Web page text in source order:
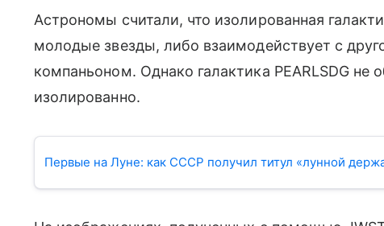
Астрономы считали, что изолированная
молодые звезды, либо взаимодействует с
компаньоном. Однако галактика PEARLSDG не
изолированно.
Первые на Луне: как СССР получил титул «лунной